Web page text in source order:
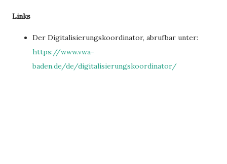
Links
Der Digitalisierungskoordinator, abrufbar unter:
https://www.vwa-
baden.de/de/digitalisierungskoordinator/